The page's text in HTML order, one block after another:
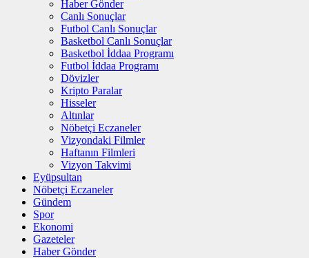
Haber Gönder
Canlı Sonuçlar
Futbol Canlı Sonuçlar
Basketbol Canlı Sonuçlar
Basketbol İddaa Programı
Futbol İddaa Programı
Dövizler
Kripto Paralar
Hisseler
Altınlar
Nöbetçi Eczaneler
Vizyondaki Filmler
Haftanın Filmleri
Vizyon Takvimi
Eyüpsultan
Nöbetçi Eczaneler
Gündem
Spor
Ekonomi
Gazeteler
Haber Gönder